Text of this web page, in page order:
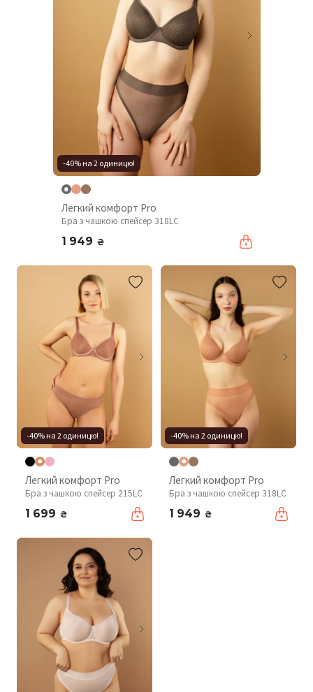
-40% на 2 одиницю!
Легкий комфорт Pro
Бра з чашкою спейсер 318LC
1 949 ₴
-40% на 2 одиницю!
Легкий комфорт Pro
Бра з чашкою спейсер 215LC
1 699 ₴
-40% на 2 одиницю!
Легкий комфорт Pro
Бра з чашкою спейсер 318LC
1 949 ₴